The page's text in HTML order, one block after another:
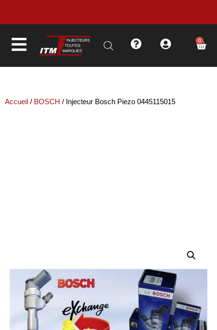
LIVRAISON EN MOINS DE 48H 0
Accueil / BOSCH / Injecteur Bosch Piezo 0445115015